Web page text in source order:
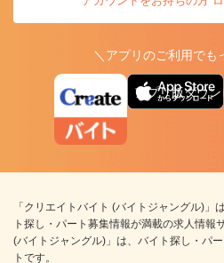
＼アプリのご利用でも
アプリ版ダウ
「クリエイトバイト (バイトジャングル)」
ト探し・パート募集情報が満載の求人情報
(バイトジャングル)」は、バイト探し・パ
トです。